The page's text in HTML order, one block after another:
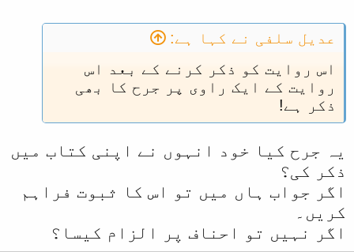
عدیل سلفی نے کہا ہے:
اس روایت کو ذکر کرنے کے بعد اس
روایت کے ایک راوی پر جرح کا بھی
ذکر ہے!
یہ جرح کیا خود انہوں نے اپنی کتاب میں
ذکر کی؟
اگر جواب ہاں میں تو اس کا ثبوت فراہم
کریں۔
اگر نہیں تو احناف پر الزام کیسا؟